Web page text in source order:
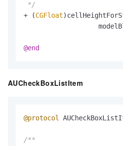
*/
+ (CGFloat
@end
AUCheckBoxListItem
@protocol
/**